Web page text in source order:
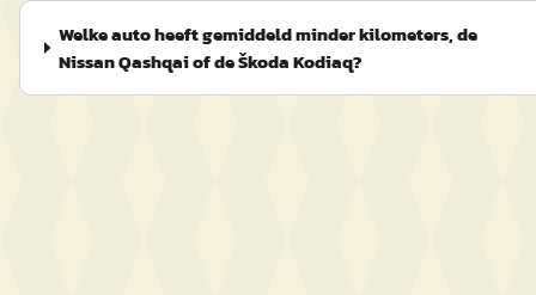
Welke auto heeft gemiddeld minder kilometers, de
Nissan Qashqai of de Škoda Kodiaq?